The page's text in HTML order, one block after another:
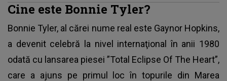
Cine este Bonnie Tyler?
Bonnie Tyler, al cărei nume real este Gaynor Hopkins,
a devenit celebră la nivel internaţional în anii 1980
odată cu lansarea piesei ”Total Eclipse Of The Heart”,
care a ajuns pe primul loc în topurile din Marea